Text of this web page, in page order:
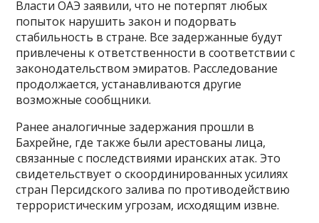
Власти ОАЭ заявили, что не потерпят любых
попыток нарушить закон и подорвать
стабильность в стране. Все задержанные будут
привлечены к ответственности в соответствии с
законодательством эмиратов. Расследование
продолжается, устанавливаются другие
возможные сообщники.
Ранее аналогичные задержания прошли в
Бахрейне, где также были арестованы лица,
связанные с последствиями иранских атак. Это
свидетельствует о скоординированных усилиях
стран Персидского залива по противодействию
террористическим угрозам, исходящим извне.